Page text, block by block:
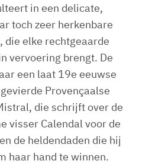
in een delicate,
toch zeer herkenbare
die elke rechtgeaarde
vervoering brengt. De
een laat 19e eeuwse
Provençaalse
die schrijft over de
visser Calendal voor de
de heldendaden die hij
haar hand te winnen.